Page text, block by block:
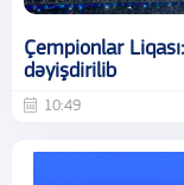
Çempionlar
dəyişdirilib
10:49